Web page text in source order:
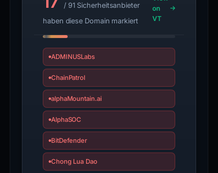
/ 91 Sicherheitsanbieter
haben diese Domain markiert
on
VT
ADMINUSLabs
ChainPatrol
alphaMountain.ai
AlphaSOC
BitDefender
Chong Lua Dao